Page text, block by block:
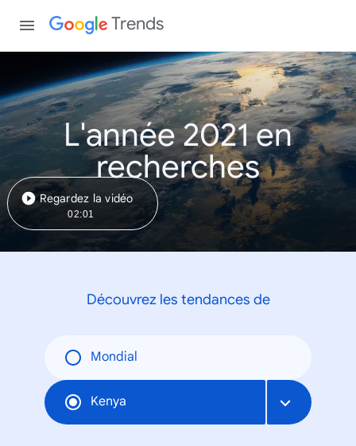
Trends
L'année 2021 en
recherches
Regardez la vidéo
02:01
Découvrez les tendances de
Mondial
Kenya